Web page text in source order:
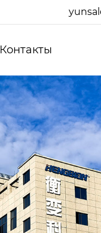
Контакты